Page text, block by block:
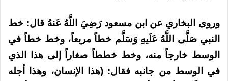
وروى البخاري عن ابن مسعود رَضِيَ اللَّهُ عَنهُ قال: خط
النبي صَلَّى اللَّهُ عَلَيهِ وَسَلَّم خطاً مربعاً، وخط خطاً في
الوسط خارجاً منه، وخط خططاً صغاراً إلى هذا الذي
في الوسط من جانبه فقال: (هذا الإنسان، وهذا أجله